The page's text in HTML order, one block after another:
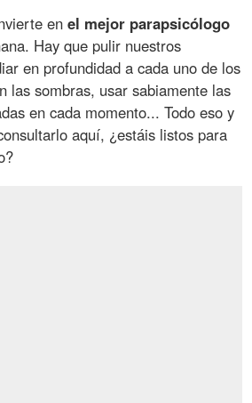
enel mejor parapsicólogo
Hay que pulir nuestros
en profundidad a cada uno de los
las sombras, usar sabiamente las
en cada momento... Todo eso y
aquí, ¿estáis listos para